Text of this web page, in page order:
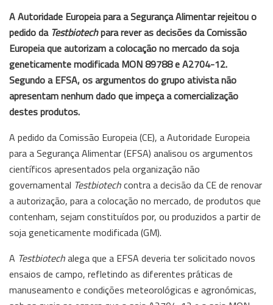
A Autoridade Europeia para a Segurança Alimentar rejeitou o
pedido da Testbiotechpara rever as decisões da Comissão
Europeia que autorizam a colocação no mercado da soja
geneticamente modificada MON 89788 e A2704-12.
Segundo a EFSA, os argumentos do grupo ativista não
apresentam nenhum dado que impeça a comercialização
destes produtos.
A pedido da Comissão Europeia (CE), a Autoridade Europeia
para a Segurança Alimentar (EFSA) analisou os argumentos
científicos apresentados pela organização não
governamental Testbiotechcontra a decisão da CE de renovar
a autorização, para a colocação no mercado, de produtos que
contenham, sejam constituídos por, ou produzidos a partir de
soja geneticamente modificada (GM).
A Testbiotechalega que a EFSA deveria ter solicitado novos
ensaios de campo, refletindo as diferentes práticas de
manuseamento e condições meteorológicas e agronómicas,